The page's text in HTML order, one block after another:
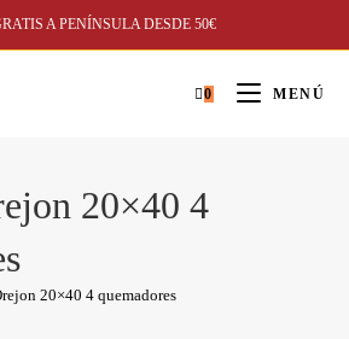
A PENÍNSULA DESDE 50€
0 MENÚ
20×40 4
20×40 4 quemadores